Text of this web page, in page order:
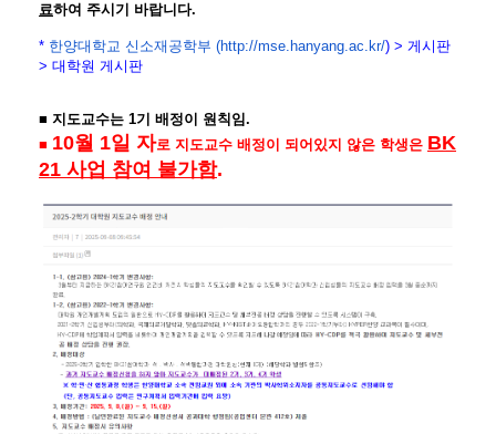
료하여 주시기 바랍니다.
* 한양대학교 신소재공학부 (http://mse.hanyang.ac.kr/) > 게시판
> 대학원 게시판
■ 지도교수는 1기 배정이 원칙임.
■ 10월 1일 자로 지도교수 배정이 되어있지 않은 학생은 BK
21 사업 참여 불가함.